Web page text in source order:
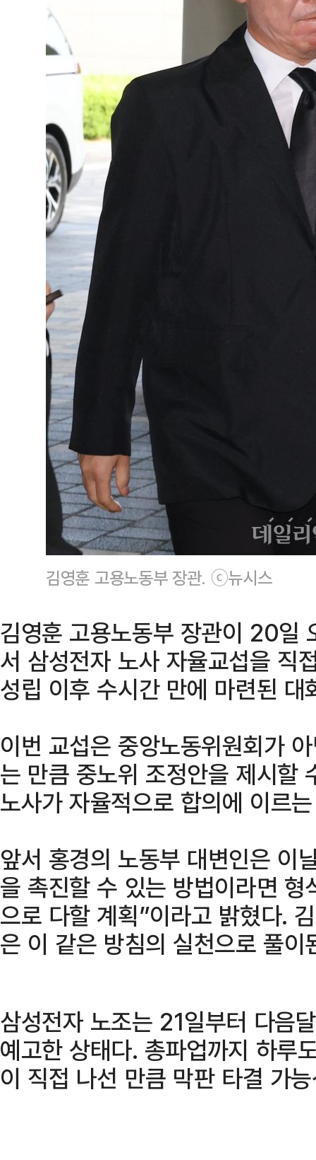
김영훈 고용노동부 장관. ⓒ뉴시스
김영훈 고용노동부 장관이 20일
서 삼성전자 노사 자율교섭을 직
성립 이후 수시간 만에 마련된 대
이번 교섭은 중앙노동위원회가
는 만큼 중노위 조정안을 제시할
노사가 자율적으로 합의에 이르
앞서 홍경의 노동부 대변인은 이
을 촉진할 수 있는 방법이라면
으로 다할 계획”이라고 밝혔다.
은 이 같은 방침의 실천으로 풀이
삼성전자 노조는 21일부터 다음
예고한 상태다. 총파업까지 하루
이 직접 나선 만큼 막판 타결 가